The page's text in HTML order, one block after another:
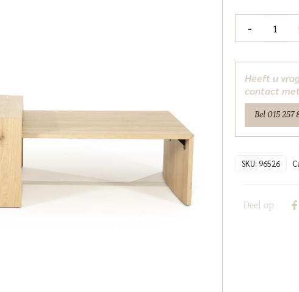
-
naturel
Eleonora
aantal
Heeft u
contact
Bel 015 257
SKU: 96526
Deel op